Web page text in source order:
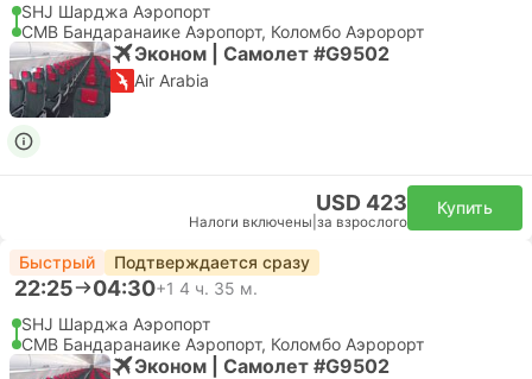
SHJ Шарджа Аэропорт
CMB Бандаранаике Аэропорт, Коломбо Аэророрт
Эконом | Самолет #G9502
Air Arabia
USD 423
Налоги включены за взрослого
Купить
Быстрый Подтверждается сразу
22:25 04:30+1 4 ч. 35 м.
SHJ Шарджа Аэропорт
CMB Бандаранаике Аэропорт, Коломбо Аэророрт
Эконом | Самолет #G9502